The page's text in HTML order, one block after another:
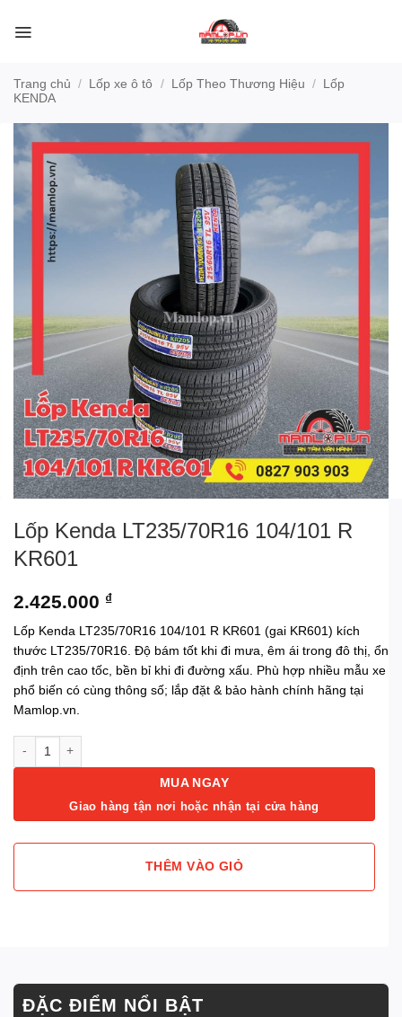
qua
Trang chủ / Lốp xe ô tô / Lốp Theo Thương Hiệu / Lốp
KENDA
Lốp Kenda LT235/70R16 104/101 R
KR601
2.425.000 ₫
Lốp Kenda LT235/70R16 104/101 R KR601 (gai KR601) kích
thước LT235/70R16. Độ bám tốt khi đi mưa, êm ái trong đô thị, ổn
định trên cao tốc, bền bỉ khi đi đường xấu. Phù hợp nhiều mẫu xe
phổ biến có cùng thông số; lắp đặt & bảo hành chính hãng tại
Mamlop.vn.
MUA NGAY
Giao hàng tận nơi hoặc nhận tại cửa hàng
THÊM VÀO GIỎ
ĐẶC ĐIỂM NỔI BẬT